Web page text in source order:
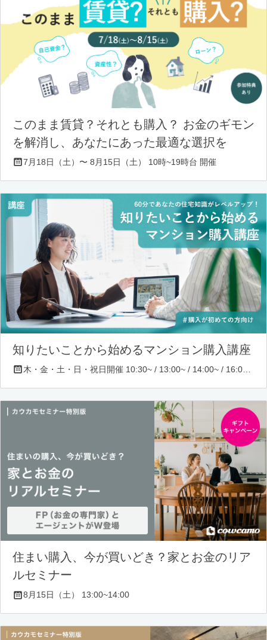
このまま賃貸？それとも購入？ お金のギモン
を解消し、あなたにあった最適な選択を
7月18日（土）〜 8月15日（土） 10時~19時台 開催
知りたいことから始めるマンション購入講座
住まい購入、今が買いどき？家とお金のリア
ルセミナー
8月15日（土） 13:00~14:00